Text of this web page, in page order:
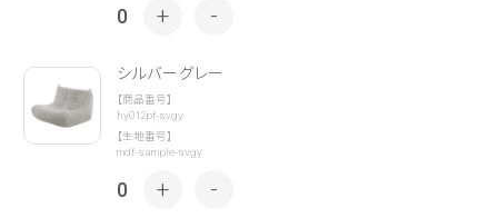
0 + -
シルバーグレー
【商品番号】
hy012pf-svgy
【生地番号】
mdf-sample-svgy
0 + -